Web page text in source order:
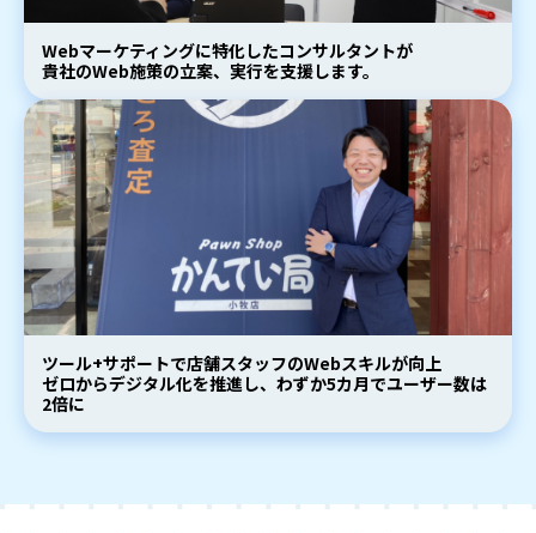
Webマーケティングに特化したコンサルタントが
貴社のWeb施策の立案、実行を支援します。
ツール+サポートで店舗スタッフのWebスキルが向上
ゼロからデジタル化を推進し、わずか5カ月でユーザー数は
2倍に